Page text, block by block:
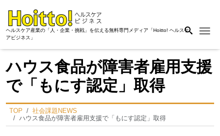
ヘルスケア産業の「人・企業・挑戦」を伝える無料専門メディア「Hoitto! ヘルスケ
アビジネス」
ハウス食品が障害者雇用支援
で「もにす認定」取得
TOP
社会課題NEWS
ハウス食品が障害者雇用支援で「もにす認定」取得